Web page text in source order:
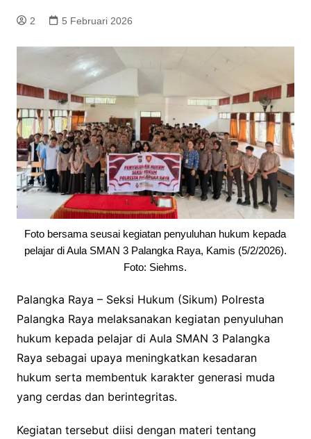
2 5 Februari 2026
Foto bersama seusai kegiatan penyuluhan hukum kepada
pelajar di Aula SMAN 3 Palangka Raya, Kamis (5/2/2026).
Foto: Siehms.
Palangka Raya – Seksi Hukum (Sikum) Polresta
Palangka Raya melaksanakan kegiatan penyuluhan
hukum kepada pelajar di Aula SMAN 3 Palangka
Raya sebagai upaya meningkatkan kesadaran
hukum serta membentuk karakter generasi muda
yang cerdas dan berintegritas.
Kegiatan tersebut diisi dengan materi tentang